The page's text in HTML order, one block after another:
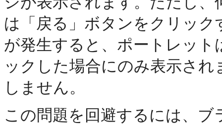
は「戻る」ボタンをクリッ
が発生すると、ポートレッ
ックした場合にのみ表示さ
しません。
この問題を回避するには、